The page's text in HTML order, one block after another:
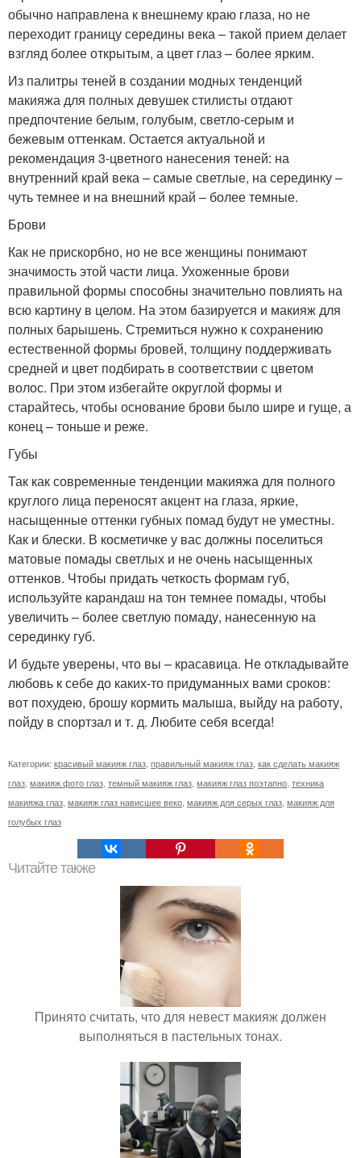
обычно направлена к внешнему краю глаза, но не
переходит границу середины века – такой прием делает
взгляд более открытым, а цвет глаз – более ярким.
Из палитры теней в создании модных тенденций
макияжа для полных девушек стилисты отдают
предпочтение белым, голубым, светло-серым и
бежевым оттенкам. Остается актуальной и
рекомендация 3-цветного нанесения теней: на
внутренний край века – самые светлые, на серединку –
чуть темнее и на внешний край – более темные.
Брови
Как не прискорбно, но не все женщины понимают
значимость этой части лица. Ухоженные брови
правильной формы способны значительно повлиять на
всю картину в целом. На этом базируется и макияж для
полных барышень. Стремиться нужно к сохранению
естественной формы бровей, толщину поддерживать
средней и цвет подбирать в соответствии с цветом
волос. При этом избегайте округлой формы и
старайтесь, чтобы основание брови было шире и гуще, а
конец – тоньше и реже.
Губы
Так как современные тенденции макияжа для полного
круглого лица переносят акцент на глаза, яркие,
насыщенные оттенки губных помад будут не уместны.
Как и блески. В косметичке у вас должны поселиться
матовые помады светлых и не очень насыщенных
оттенков. Чтобы придать четкость формам губ,
используйте карандаш на тон темнее помады, чтобы
увеличить – более светлую помаду, нанесенную на
серединку губ.
И будьте уверены, что вы – красавица. Не откладывайте
любовь к себе до каких-то придуманных вами сроков:
вот похудею, брошу кормить малыша, выйду на работу,
пойду в спортзал и т. д. Любите себя всегда!
Категории: красивый макияж глаз, правильный макияж глаз, как сделать макияж
глаз, макияж фото глаз, темный макияж глаз, макияж глаз поэтапно, техника
макияжа глаз, макияж глаз нависшее веко, макияж для серых глаз, макияж для
голубых глаз
Читайте также
Принято считать, что для невест макияж должен
выполняться в пастельных тонах.